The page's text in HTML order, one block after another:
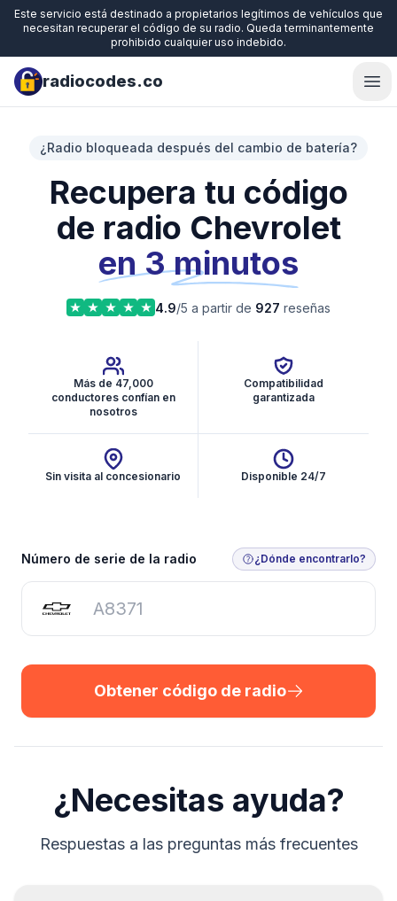
Este servicio está destinado a propietarios legítimos de vehículos que
necesitan recuperar el código de su radio. Queda terminantemente
prohibido cualquier uso indebido.
radiocodes.co
¿Radio bloqueada después del cambio de batería?
Recupera tu código
de radio Chevrolet
en 3 minutos
4.9/5 a partir de 927 reseñas
Más de 47,000
conductores confían en
nosotros
Compatibilidad
garantizada
Sin visita al concesionario Disponible 24/7
Obtener código de radio
Número de serie de la radio ¿Dónde encontrarlo?
Obtener código de radio
¿Necesitas ayuda?
Respuestas a las preguntas más frecuentes